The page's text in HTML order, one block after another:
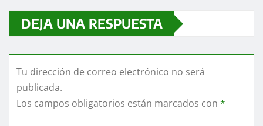
DEJA UNA RESPUESTA
Tu dirección de correo electrónico no será
publicada.
Los campos obligatorios están marcados con *